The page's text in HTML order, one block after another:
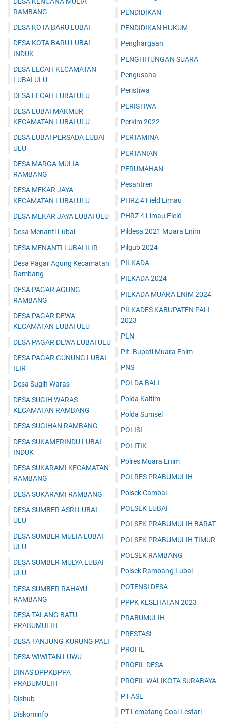
RAMBANG
DESA KOTA BARU LUBAI
DESA KOTA BARU LUBAI
INDUK
DESA LECAH KECAMATAN
LUBAI ULU
DESA LECAH LUBAI ULU
DESA LUBAI MAKMUR
KECAMATAN LUBAI ULU
DESA LUBAI PERSADA LUBAI
ULU
DESA MARGA MULIA
RAMBANG
DESA MEKAR JAYA
KECAMATAN LUBAI ULU
DESA MEKAR JAYA LUBAI ULU
Desa Menanti Lubai
DESA MENANTI LUBAI ILIR
Desa Pagar Agung Kecamatan
Rambang
DESA PAGAR AGUNG
RAMBANG
DESA PAGAR DEWA
KECAMATAN LUBAI ULU
DESA PAGAR DEWA LUBAI ULU
DESA PAGAR GUNUNG LUBAI
ILIR
Desa Sugih Waras
DESA SUGIH WARAS
KECAMATAN RAMBANG
DESA SUGIHAN RAMBANG
DESA SUKAMERINDU LUBAI
INDUK
DESA SUKARAMI KECAMATAN
RAMBANG
DESA SUKARAMI RAMBANG
DESA SUMBER ASRI LUBAI
ULU
DESA SUMBER MULIA LUBAI
ULU
DESA SUMBER MULYA LUBAI
ULU
DESA SUMBER RAHAYU
RAMBANG
DESA TALANG BATU
PRABUMULIH
DESA TANJUNG KURUNG PALI
DESA WIWITAN LUWU
DINAS DPPKBPPA
PRABUMULIH
Dishub
Diskominfo
PENDIDIKAN
PENDIDIKAN HUKUM
Penghargaan
PENGHITUNGAN SUARA
Pengusaha
Peristiwa
PERISTIWA
Perkim 2022
PERTAMINA
PERTANIAN
PERUMAHAN
Pesantren
PHRZ 4 Field Limau
PHRZ 4 Limau Field
Pildesa 2021 Muara Enim
Pilgub 2024
PILKADA
PILKADA 2024
PILKADA MUARA ENIM 2024
PILKADES KABUPATEN PALI
2023
PLN
Plt. Bupati Muara Enim
PNS
POLDA BALI
Polda Kaltim
Polda Sumsel
POLISI
POLITIK
Polres Muara Enim
POLRES PRABUMULIH
Polsek Cambai
POLSEK LUBAI
POLSEK PRABUMULIH BARAT
POLSEK PRABUMULIH TIMUR
POLSEK RAMBANG
Polsek Rambang Lubai
POTENSI DESA
PPPK KESEHATAN 2023
PRABUMULIH
PRESTASI
PROFIL
PROFIL DESA
PROFIL WALIKOTA SURABAYA
PT ASL
PT Lematang Coal Lestari